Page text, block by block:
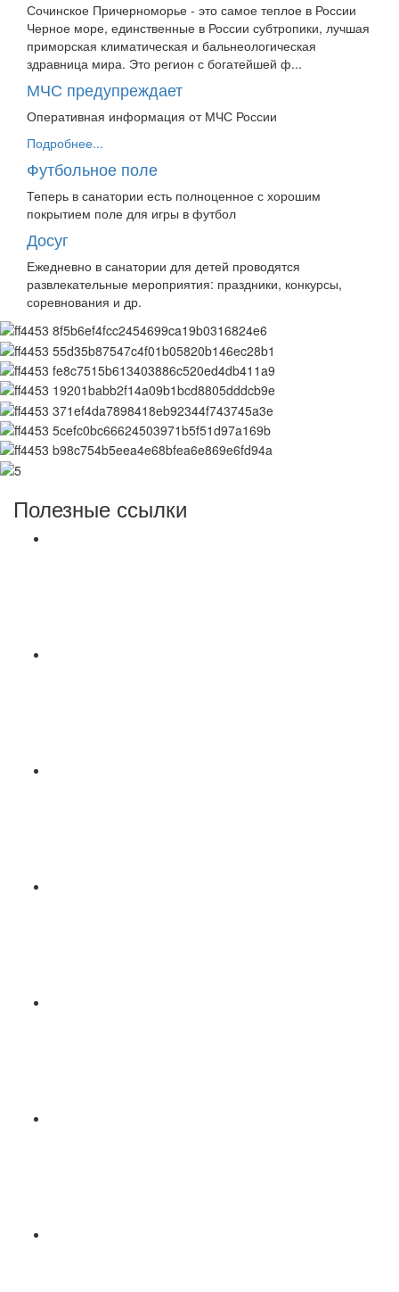
Сочинское Причерноморье - это самое теплое в России
Черное море, единственные в России субтропики, лучшая
приморская климатическая и бальнеологическая
здравница мира. Это регион с богатейшей ф...
МЧС предупреждает
Оперативная информация от МЧС России
Подробнее...
Футбольное поле
Теперь в санатории есть полноценное с хорошим
покрытием поле для игры в футбол
Досуг
Ежедневно в санатории для детей проводятся
развлекательные мероприятия: праздники, конкурсы,
соревнования и др.
Полезные ссылки